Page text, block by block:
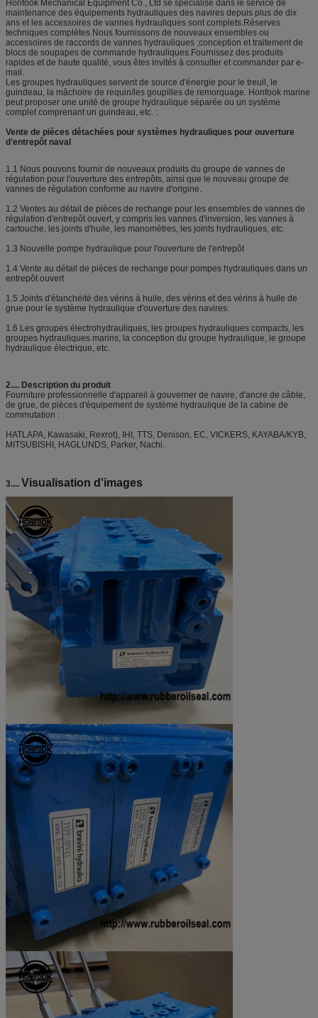
Honfook Mechanical Equipment Co., Ltd se spécialise dans le service de
maintenance des équipements hydrauliques des navires depuis plus de dix
ans et les accessoires de vannes hydrauliques sont complets.Réserves
techniques complètes.Nous fournissons de nouveaux ensembles ou
accessoires de raccords de vannes hydrauliques ;conception et traitement de
blocs de soupapes de commande hydrauliques.Fournissez des produits
rapides et de haute qualité, vous êtes invités à consulter et commander par e-
mail.
Les groupes hydrauliques servent de source d'énergie pour le treuil, le
guindeau, la mâchoire de requin/les goupilles de remorquage. Honfook marine
peut proposer une unité de groupe hydraulique séparée ou un système
complet comprenant un guindeau, etc. :
Vente de pièces détachées pour systèmes hydrauliques pour ouverture
d'entrepôt naval
1.1 Nous pouvons fournir de nouveaux produits du groupe de vannes de
régulation pour l'ouverture des entrepôts, ainsi que le nouveau groupe de
vannes de régulation conforme au navire d'origine.
1.2 Ventes au détail de pièces de rechange pour les ensembles de vannes de
régulation d'entrepôt ouvert, y compris les vannes d'inversion, les vannes à
cartouche, les joints d'huile, les manomètres, les joints hydrauliques, etc.
1.3 Nouvelle pompe hydraulique pour l'ouverture de l'entrepôt
1.4 Vente au détail de pièces de rechange pour pompes hydrauliques dans un
entrepôt ouvert
1.5 Joints d'étanchéité des vérins à huile, des vérins et des vérins à huile de
grue pour le système hydraulique d'ouverture des navires.
1.6 Les groupes électrohydrauliques, les groupes hydrauliques compacts, les
groupes hydrauliques marins, la conception du groupe hydraulique, le groupe
hydraulique électrique, etc.
2.... Description du produit
Fourniture professionnelle d'appareil à gouverner de navire, d'ancre de câble,
de grue, de pièces d'équipement de système hydraulique de la cabine de
commutation :
HATLAPA, Kawasaki, Rexrot), IHI, TTS, Denison, EC, VICKERS, KAYABA/KYB,
MITSUBISHI, HAGLUNDS, Parker, Nachi.
3.... Visualisation d'images